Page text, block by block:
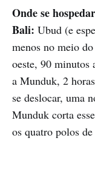
Onde se
Bali: Ubud (e
menos no meio
oeste, 90 minutos
a Munduk, 2
se deslocar, uma
Munduk corta
os quatro polos de